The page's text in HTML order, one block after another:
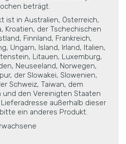
beträgt.
ist in Australien, Österreich,
Kroatien, der Tschechischen
Finnland, Frankreich,
Ungarn, Island, Irland, Italien,
Litauen, Luxemburg,
Neuseeland, Norwegen,
der Slowakei, Slowenien,
Schweiz, Taiwan, dem
und den Vereinigten Staaten
außerhalb dieser
ein anderes Produkt.